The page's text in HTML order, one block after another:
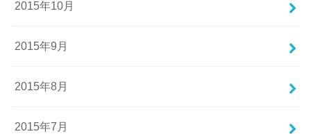
2015年10月
2015年9月
2015年8月
2015年7月